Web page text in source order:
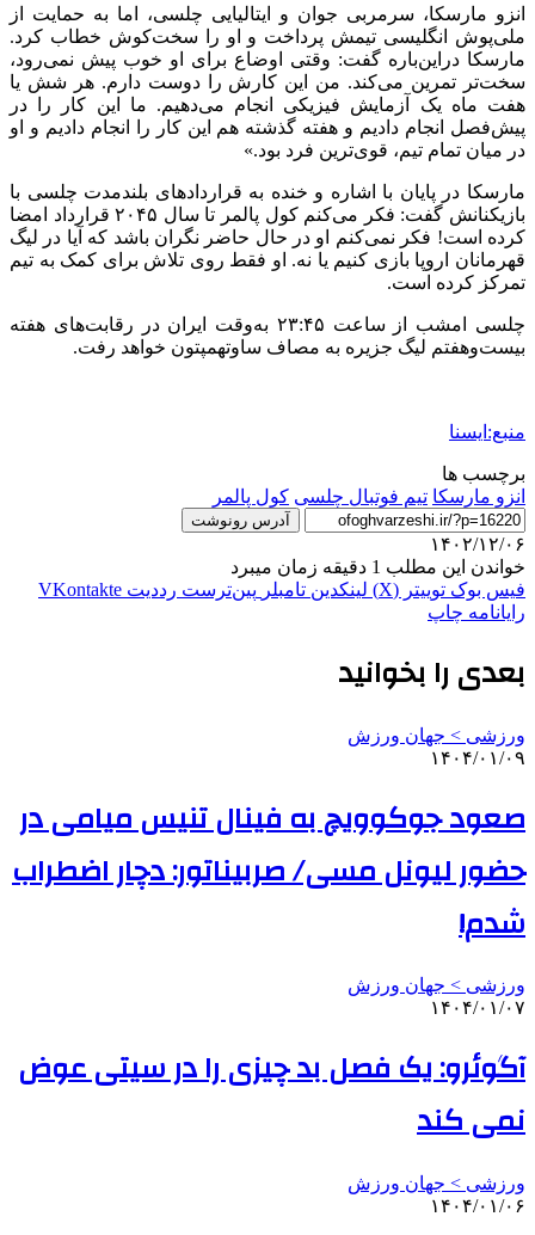
انزو مارسکا، سرمربی جوان و ایتالیایی چلسی، اما به حمایت از
ملی‌پوش انگلیسی تیمش پرداخت و او را سخت‌کوش خطاب کرد.
مارسکا دراین‌باره گفت: وقتی اوضاع برای او خوب پیش نمی‌رود،
سخت‌تر تمرین می‌کند. من این کارش را دوست دارم. هر شش یا
هفت ماه یک آزمایش فیزیکی انجام می‌دهیم. ما این کار را در
پیش‌فصل انجام دادیم و هفته گذشته هم این کار را انجام دادیم و او
در میان تمام تیم، قوی‌ترین فرد بود.»
مارسکا در پایان با اشاره و خنده به قراردادهای بلندمدت چلسی با
بازیکنانش گفت: فکر می‌کنم کول پالمر تا سال ۲۰۴۵ قرارداد امضا
کرده است! فکر نمی‌کنم او در حال حاضر نگران باشد که آیا در لیگ
قهرمانان اروپا بازی کنیم یا نه. او فقط روی تلاش برای کمک به تیم
تمرکز کرده است.
چلسی امشب از ساعت ۲۳:۴۵ به‌وقت ایران در رقابت‌های هفته
بیست‌وهفتم لیگ جزیره به مصاف ساوتهمپتون خواهد رفت.
منبع:ایسنا
برچسب ها
انزو مارسکا تیم فوتبال چلسی کول پالمر
آدرس رونوشت
۱۴۰۲/۱۲/۰۶
خواندن این مطلب 1 دقیقه زمان میبرد
فیس بوک توییتر (X) لینکدین ‫تامبلر ‫پین‌ترست ‫رددیت ‫VKontakte
رایانامه چاپ
بعدی را بخوانید
ورزشی > جهان ورزش
۱۴۰۴/۰۱/۰۹
صعود جوکوویچ به فینال تنیس میامی در
حضور لیونل مسی/ صربیناتور: دچار اضطراب
شدم!
ورزشی > جهان ورزش
۱۴۰۴/۰۱/۰۷
آگوئرو: یک فصل بد چیزی را در سیتی عوض
نمی کند
ورزشی > جهان ورزش
۱۴۰۴/۰۱/۰۶